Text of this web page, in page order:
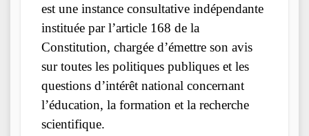
est une instance consultative indépendante
instituée par l’article 168 de la
Constitution, chargée d’émettre son avis
sur toutes les politiques publiques et les
questions d’intérêt national concernant
l’éducation, la formation et la recherche
scientifique.